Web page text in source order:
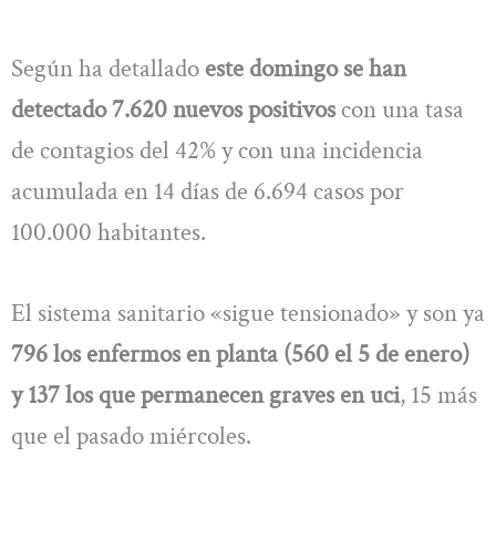
Según ha detallado este domingo se han
detectado 7.620 nuevos positivoscon una tasa
de contagios del 42% y con una incidencia
acumulada en 14 días de 6.694 casos por
100.000 habitantes.
El sistema sanitario «sigue tensionado» y son ya
796 los enfermos en planta (560 el 5 de enero)
y 137 los que permanecen graves en uci, 15 más
que el pasado miércoles.